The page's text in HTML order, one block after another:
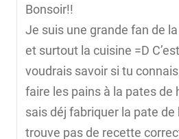
Bonsoir!!
Je suis une grande fan de
et surtout la cuisine =D
voudrais savoir si tu
faire les pains à la pates de
sais déj fabriquer la pate
trouve pas de recette